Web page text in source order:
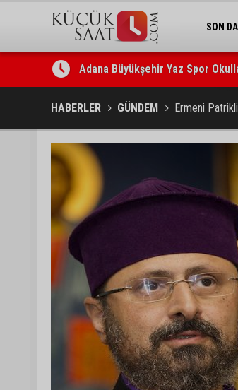
SON
Adana Büyükşehir Yaz Spor
Beşiktaş dosyasında iki tahliye:
HABERLER GÜNDEM Ermeni